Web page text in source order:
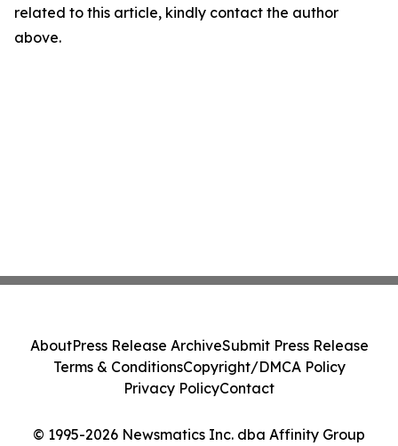
related to this article, kindly contact the author
above.
© 1995-2026 Newsmatics Inc. dba Affinity Group
AboutPress Release ArchiveSubmit Press Release
Terms & ConditionsCopyright/DMCA Policy
Privacy PolicyContact